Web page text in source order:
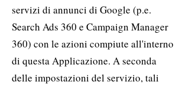
servizi di annunci di Google (p.e.
Search Ads 360 e Campaign Manager
360) con le azioni compiute all'interno
di questa Applicazione. A seconda
delle impostazioni del servizio, tali